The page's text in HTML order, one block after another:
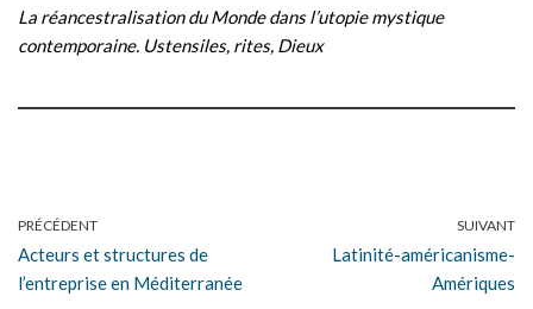
La réancestralisation du Monde dans l’utopie mystique
contemporaine. Ustensiles, rites, Dieux
PRÉCÉDENT
Acteurs et structures de
l’entreprise en Méditerranée
SUIVANT
Latinité-américanisme-
Amériques